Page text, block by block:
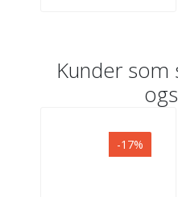
Kunder som
-17%